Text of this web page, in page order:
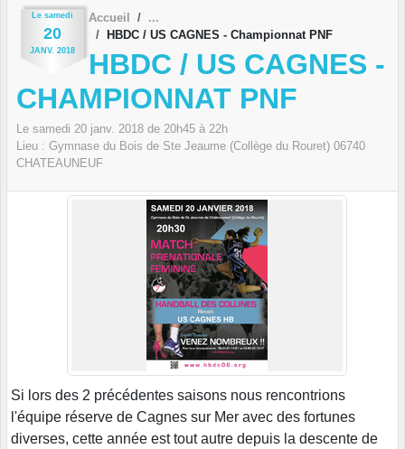
Le samedi
20
JANV. 2018
Accueil
HBDC / US CAGNES - Championnat PNF
HBDC / US CAGNES -
CHAMPIONNAT PNF
Le samedi 20 janv. 2018 de 20h45 à 22h
Lieu : Gymnase du Bois de Ste Jeaume (Collège du Rouret) 06740
CHATEAUNEUF
Si lors des 2 précédentes saisons nous rencontrions
l'équipe réserve de Cagnes sur Mer avec des fortunes
diverses, cette année est tout autre depuis la descente de